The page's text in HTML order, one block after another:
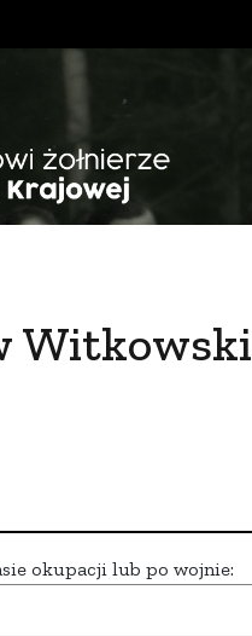
Witkowski
okupacji lub po wojnie: